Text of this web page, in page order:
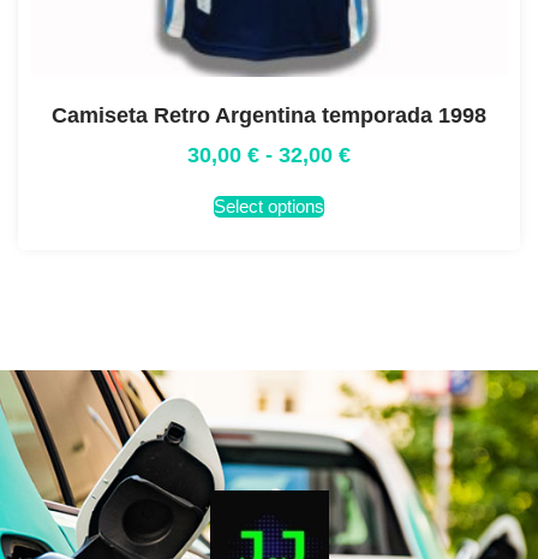
Camiseta Retro Argentina temporada 1998
30,00 € - 32,00 €
Select options